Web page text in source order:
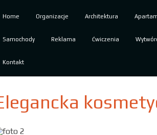
Home Organizacje Architektura
Samochody Reklama Ćwiczenia
Kontakt